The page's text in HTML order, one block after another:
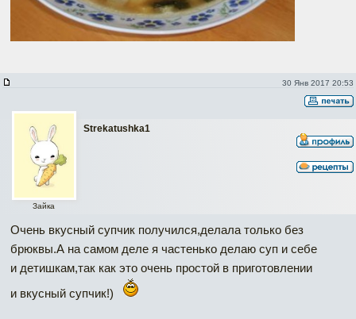
30 Янв 2017 20:53
Strekatushka1
Зайка
Очень вкусный супчик получился,делала только без
брюквы.А на самом деле я частенько делаю суп и себе
и детишкам,так как это очень простой в приготовлении
и вкусный супчик!)